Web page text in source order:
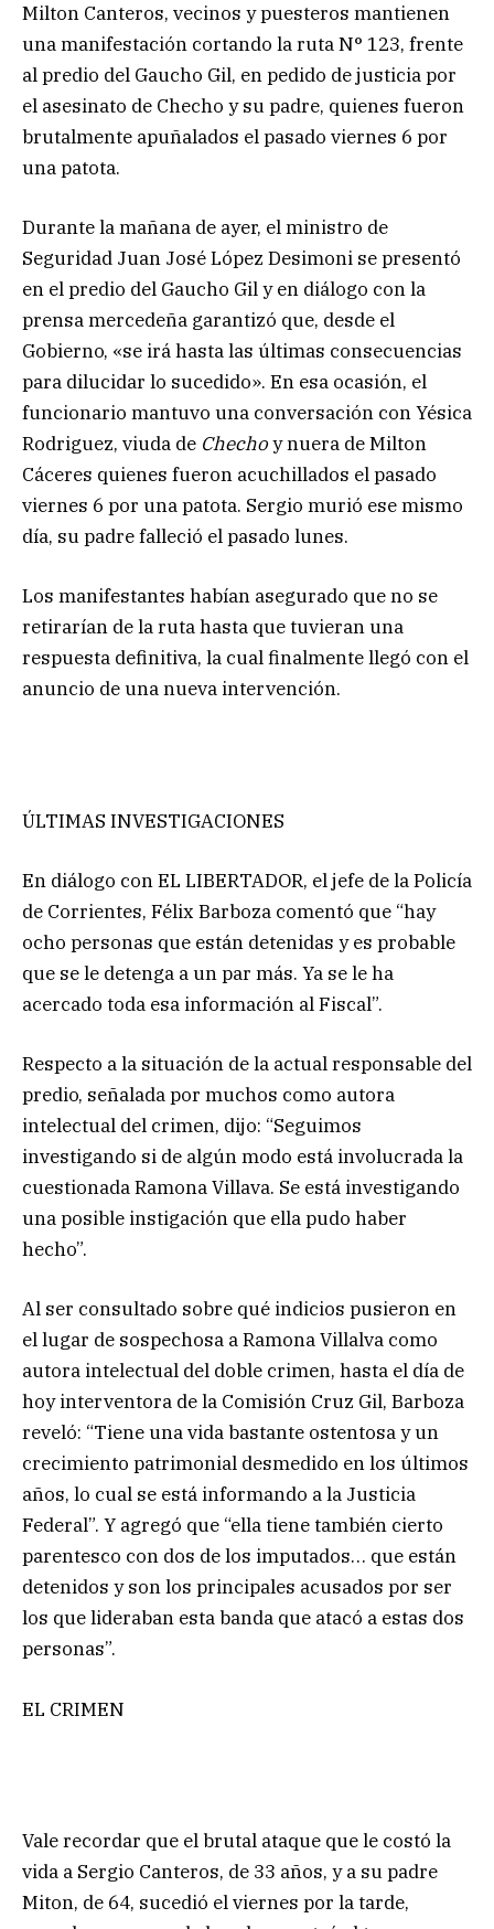
Milton Canteros, vecinos y puesteros mantienen
una manifestación cortando la ruta N° 123, frente
al predio del Gaucho Gil, en pedido de justicia por
el asesinato de Checho y su padre, quienes fueron
brutalmente apuñalados el pasado viernes 6 por
una patota.
Durante la mañana de ayer, el ministro de
Seguridad Juan José López Desimoni se presentó
en el predio del Gaucho Gil y en diálogo con la
prensa mercedeña garantizó que, desde el
Gobierno, «se irá hasta las últimas consecuencias
para dilucidar lo sucedido». En esa ocasión, el
funcionario mantuvo una conversación con Yésica
Rodriguez, viuda de Chechoy nuera de Milton
Cáceres quienes fueron acuchillados el pasado
viernes 6 por una patota. Sergio murió ese mismo
día, su padre falleció el pasado lunes.
Los manifestantes habían asegurado que no se
retirarían de la ruta hasta que tuvieran una
respuesta definitiva, la cual finalmente llegó con el
anuncio de una nueva intervención.
ÚLTIMAS INVESTIGACIONES
En diálogo con EL LIBERTADOR, el jefe de la Policía
de Corrientes, Félix Barboza comentó que “hay
ocho personas que están detenidas y es probable
que se le detenga a un par más. Ya se le ha
acercado toda esa información al Fiscal”.
Respecto a la situación de la actual responsable del
predio, señalada por muchos como autora
intelectual del crimen, dijo: “Seguimos
investigando si de algún modo está involucrada la
cuestionada Ramona Villava. Se está investigando
una posible instigación que ella pudo haber
hecho”.
Al ser consultado sobre qué indicios pusieron en
el lugar de sospechosa a Ramona Villalva como
autora intelectual del doble crimen, hasta el día de
hoy interventora de la Comisión Cruz Gil, Barboza
reveló: “Tiene una vida bastante ostentosa y un
crecimiento patrimonial desmedido en los últimos
años, lo cual se está informando a la Justicia
Federal”. Y agregó que “ella tiene también cierto
parentesco con dos de los imputados… que están
detenidos y son los principales acusados por ser
los que lideraban esta banda que atacó a estas dos
personas”.
EL CRIMEN
Vale recordar que el brutal ataque que le costó la
vida a Sergio Canteros, de 33 años, y a su padre
Miton, de 64, sucedió el viernes por la tarde,